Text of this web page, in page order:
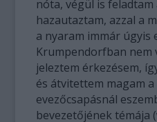
nóta, végül is feladtam
hazautaztam, azzal a
a nyaram immár úgyis
Krumpendorfban nem
jeleztem érkezésem,
és átvitettem magam
evezőcsapásnál
bevezetőjének témája